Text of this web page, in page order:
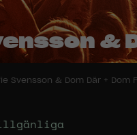
&
Svensson & Dom Där + Dom